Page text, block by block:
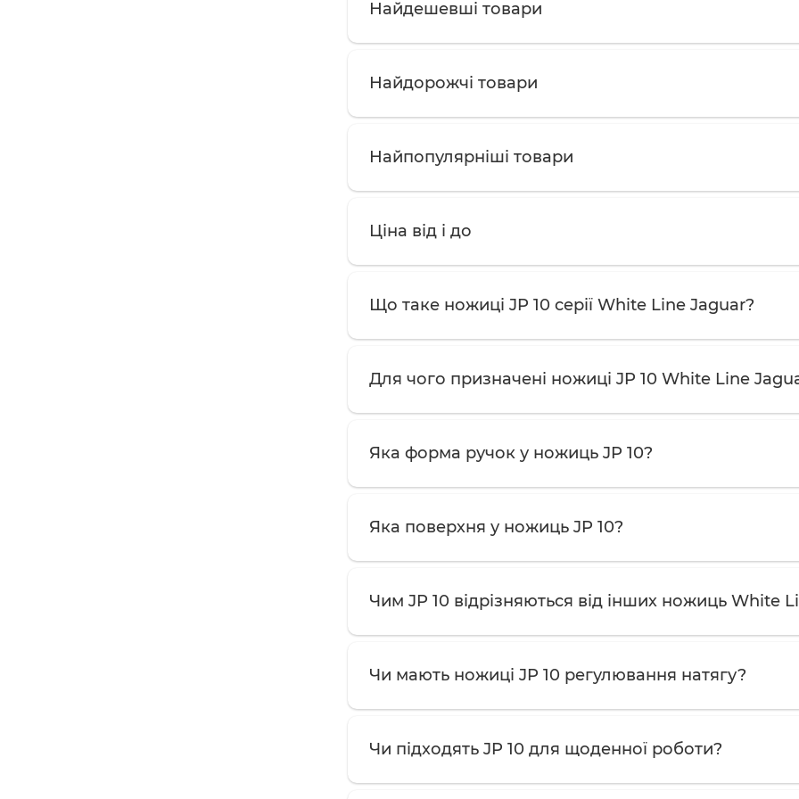
Найдешевші товари
Найдорожчі товари
Найпопулярніші товари
Ціна від і до
Що таке ножиці JP 10 серії White Line Jaguar?
Для чого призначені ножиці JP 10 White Line
Яка форма ручок у ножиць JP 10?
Яка поверхня у ножиць JP 10?
Чим JP 10 відрізняються від інших ножиць White
Чи мають ножиці JP 10 регулювання натягу?
Чи підходять JP 10 для щоденної роботи?